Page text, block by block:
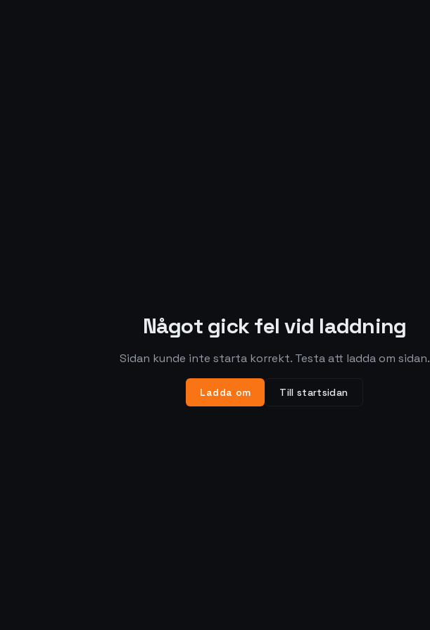
Något gick fel vid laddning
Sidan kunde inte starta korrekt. Testa att ladda om sidan.
Ladda om Till startsidan